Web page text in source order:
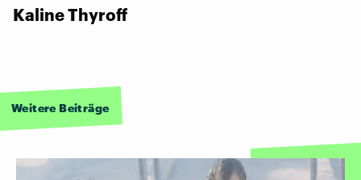
Kaline Thyroff
Weitere Beiträge